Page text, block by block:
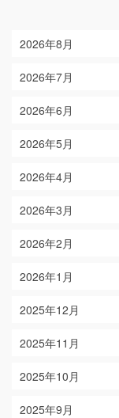
2026年8月
2026年7月
2026年6月
2026年5月
2026年4月
2026年3月
2026年2月
2026年1月
2025年12月
2025年11月
2025年10月
2025年9月